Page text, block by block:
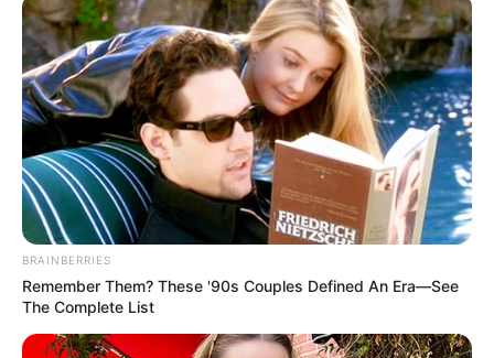
BRAINBERRIES
Remember Them? These '90s Couples Defined An Era—See
The Complete List